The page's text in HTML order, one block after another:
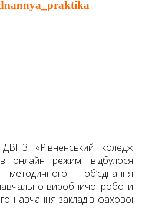
«Рівненський коледж
онлайн режимі відбулося
об’єднання
виробничої роботи
навчання закладів фахової